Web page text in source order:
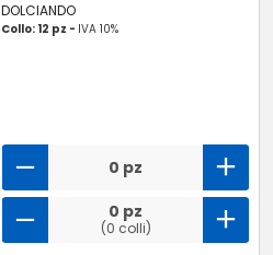
DOLCIANDO
Collo: 12 pz - IVA 10%
0 pz
0 pz
(0 colli)